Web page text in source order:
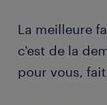
La meilleure
c'est de la
pour vous,